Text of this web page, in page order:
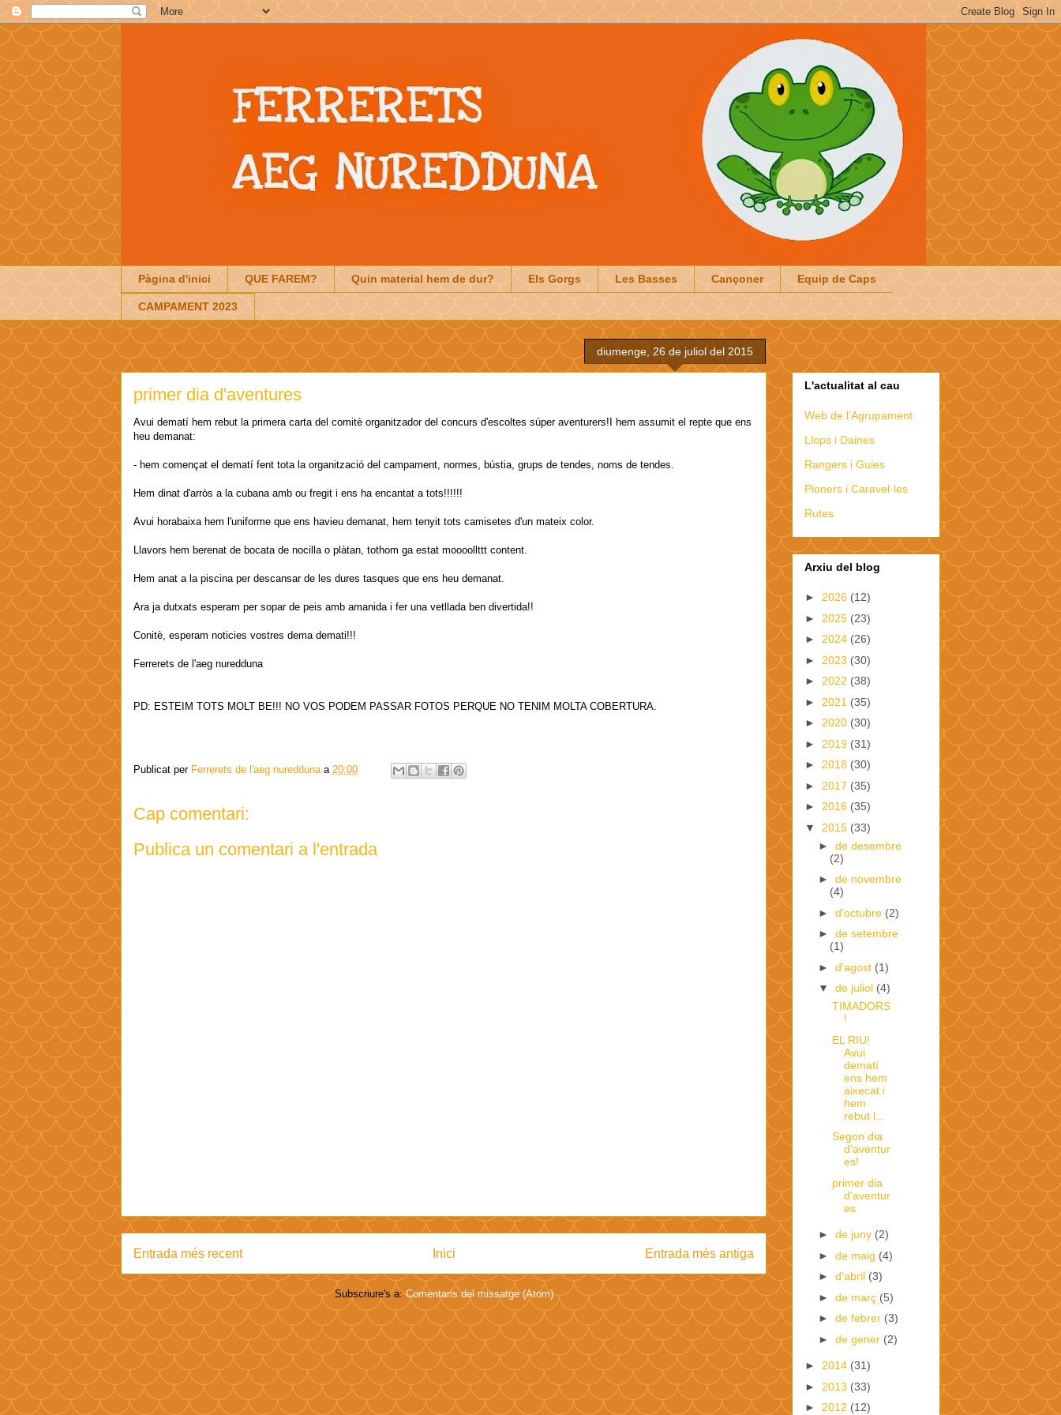
Pàgina d'inici QUE FAREM? Quin material hem de dur? Els Gorgs Les Basses Cançoner Equip de Caps
CAMPAMENT 2023
diumenge, 26 de juliol del 2015
primer dia d'aventures
Avui dematí hem rebut la primera carta del comitè organitzador del concurs d'escoltes súper aventurers!I hem assumit el repte que ens
heu demanat:
- hem començat el dematí fent tota la organització del campament, normes, bústia, grups de tendes, noms de tendes.
Hem dinat d'arròs a la cubana amb ou fregit i ens ha encantat a tots!!!!!!
Avui horabaixa hem l'uniforme que ens havieu demanat, hem tenyit tots camisetes d'un mateix color.
Llavors hem berenat de bocata de nocilla o plàtan, tothom ga estat moooollttt content.
Hem anat a la piscina per descansar de les dures tasques que ens heu demanat.
Ara ja dutxats esperam per sopar de peis amb amanida i fer una vetllada ben divertida!!
Conitè, esperam noticies vostres dema demati!!!
Ferrerets de l'aeg nuredduna
PD: ESTEIM TOTS MOLT BE!!! NO VOS PODEM PASSAR FOTOS PERQUE NO TENIM MOLTA COBERTURA.
Publicat per Ferrerets de l'aeg nuredduna a 20:00
Cap comentari:
Publica un comentari a l'entrada
Entrada més recent Entrada més antiga
Inici
Subscriure's a: Comentaris del missatge (Atom)
L'actualitat al cau
Web de l'Agrupament
Llops i Daines
Rangers i Guies
Pioners i Caravel·les
Rutes
Arxiu del blog
► 2026 (12)
► 2025 (23)
► 2024 (26)
► 2023 (30)
► 2022 (38)
► 2021 (35)
► 2020 (30)
► 2019 (31)
► 2018 (30)
► 2017 (35)
► 2016 (35)
▼ 2015 (33)
► de desembre
(2)
► de novembre
(4)
► d’octubre (2)
► de setembre
(1)
► d’agost (1)
▼ de juliol (4)
TIMADORS
!
EL RIU!
Avui
dematí
ens hem
aixecat i
hem
rebut l...
Segon dia
d'aventur
es!
primer dia
d'aventur
es
► de juny (2)
► de maig (4)
► d’abril (3)
► de març (5)
► de febrer (3)
► de gener (2)
► 2014 (31)
► 2013 (33)
► 2012 (12)